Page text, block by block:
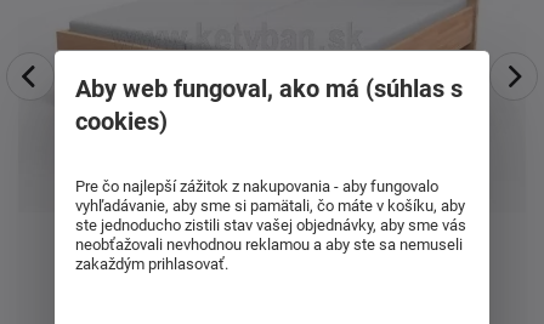
Aby web fungoval, ako má (súhlas s
cookies)
Pre čo najlepší zážitok z nakupovania - aby fungovalo
vyhľadávanie, aby sme si pamätali, čo máte v košíku, aby
ste jednoducho zistili stav vašej objednávky, aby sme vás
neobťažovali nevhodnou reklamou a aby ste sa nemuseli
zakaždým prihlasovať.